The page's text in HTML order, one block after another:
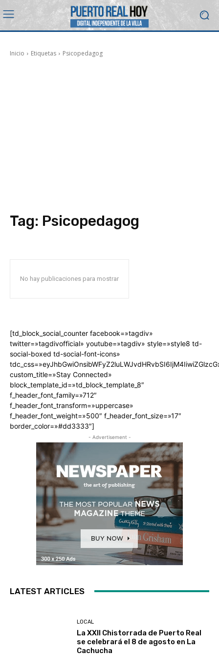
Inicio Etiquetas Psicopedagog
Tag: Psicopedagog
No hay publicaciones para mostrar
[td_block_social_counter facebook=»tagdiv»
twitter=»tagdivofficial» youtube=»tagdiv» style=»style8 td-
social-boxed td-social-font-icons»
custom_title=»Stay Connected»
block_template_id=»td_block_template_8″
f_header_font_family=»712″
f_header_font_transform=»uppercase»
f_header_font_weight=»500″ f_header_font_size=»17″
border_color=»#dd3333″]
- Advertisement -
LATEST ARTICLES
LOCAL
La XXII Chistorrada de Puerto Real
se celebrará el 8 de agosto en La
Cachucha